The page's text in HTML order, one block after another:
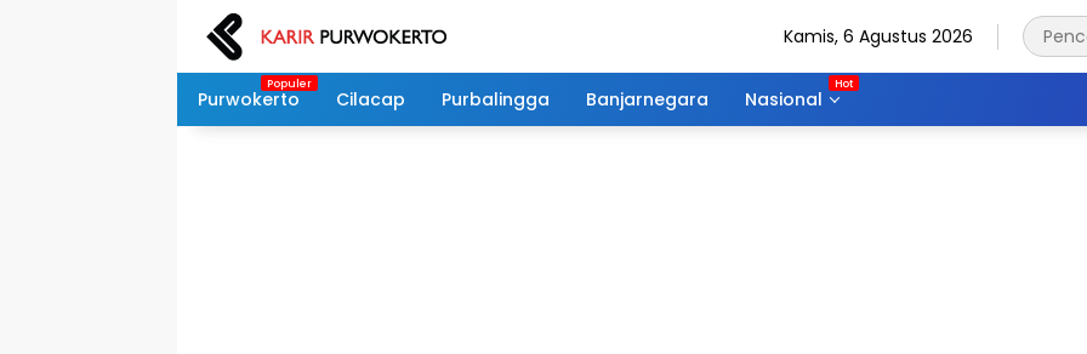
Kamis, 6 Agustus 2026
Purwokerto Cilacap Purbalingga Banjarnegara Nasional